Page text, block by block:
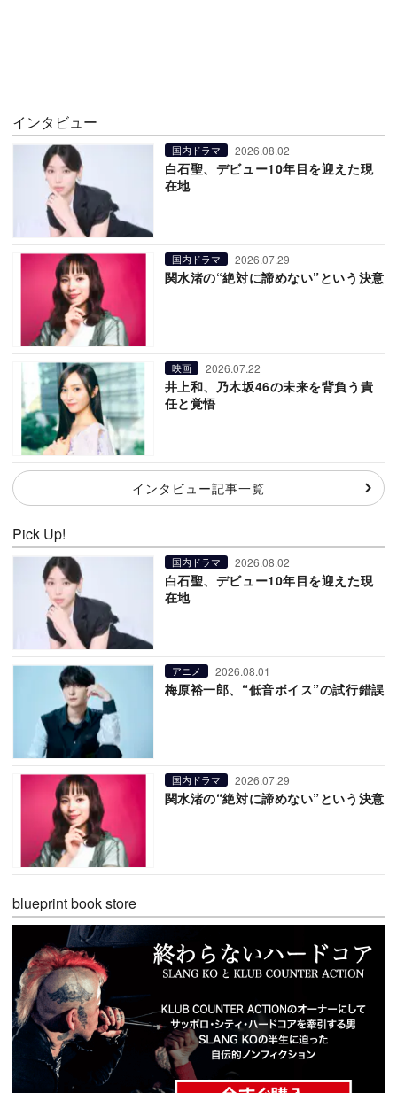
インタビュー
国内ドラマ 2026.08.02
白石聖、デビュー10年目を迎えた現
在地
国内ドラマ 2026.07.29
関水渚の“絶対に諦めない”という決意
映画 2026.07.22
井上和、乃木坂46の未来を背負う責
任と覚悟
インタビュー記事一覧
Pick Up!
国内ドラマ 2026.08.02
白石聖、デビュー10年目を迎えた現
在地
アニメ 2026.08.01
梅原裕一郎、“低音ボイス”の試行錯誤
国内ドラマ 2026.07.29
関水渚の“絶対に諦めない”という決意
blueprint book store